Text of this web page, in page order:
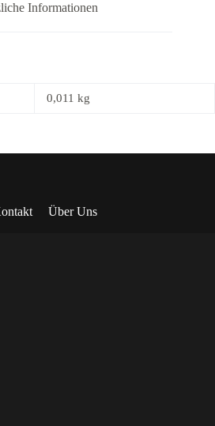
Informationen
0,011 kg
Über Uns